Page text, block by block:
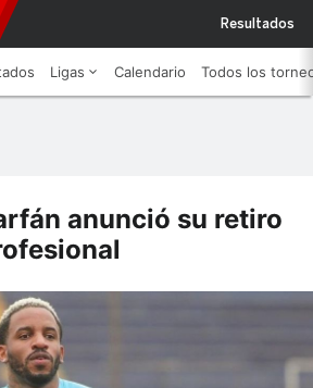
Resultados
Ligas Calendario Todos los
anunció su retiro